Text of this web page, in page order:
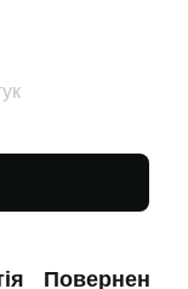
Повернення